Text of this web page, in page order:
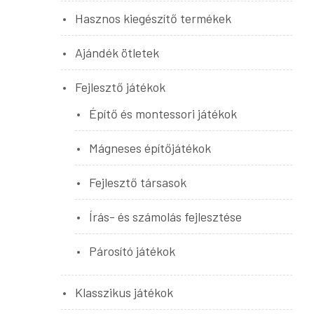
Hasznos kiegészítő termékek
Ajándék ötletek
Fejlesztő játékok
Építő és montessori játékok
Mágneses építőjátékok
Fejlesztő társasok
Írás- és számolás fejlesztése
Párosító játékok
Klasszikus játékok